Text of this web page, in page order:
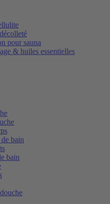
pour sauna
& huiles essentielles
bain
bain